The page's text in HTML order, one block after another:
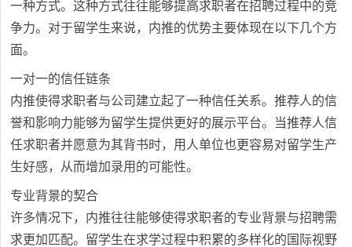
一种方式。这种方式往往能够提高求职者在招聘过程中的竞
争力。对于留学生来说，内推的优势主要体现在以下几个方
面。
一对一的信任链条
内推使得求职者与公司建立起了一种信任关系。推荐人的信
誉和影响力能够为留学生提供更好的展示平台。当推荐人信
任求职者并愿意为其背书时，用人单位也更容易对留学生产
生好感，从而增加录用的可能性。
专业背景的契合
许多情况下，内推往往能够使得求职者的专业背景与招聘需
求更加匹配。留学生在求学过程中积累的多样化的国际视野